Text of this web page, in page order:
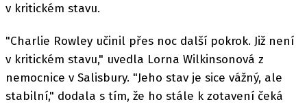
v kritickém stavu.
"Charlie Rowley učinil přes noc další pokrok. Již není
v kritickém stavu," uvedla Lorna Wilkinsonová z
nemocnice v Salisbury. "Jeho stav je sice vážný, ale
stabilní," dodala s tím, že ho stále k zotavení čeká